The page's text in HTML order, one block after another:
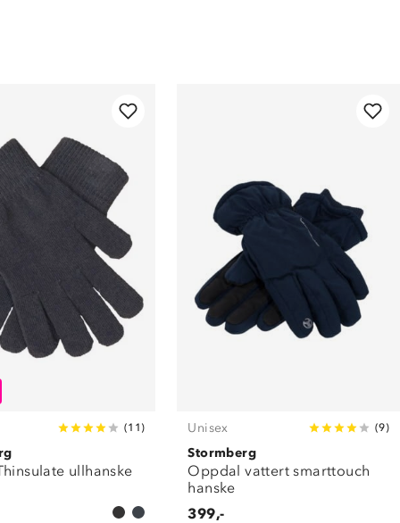
(11 )
ullhanske
Unisex (9)
Stormberg
Oppdal vattert smarttouch
hanske
399,-